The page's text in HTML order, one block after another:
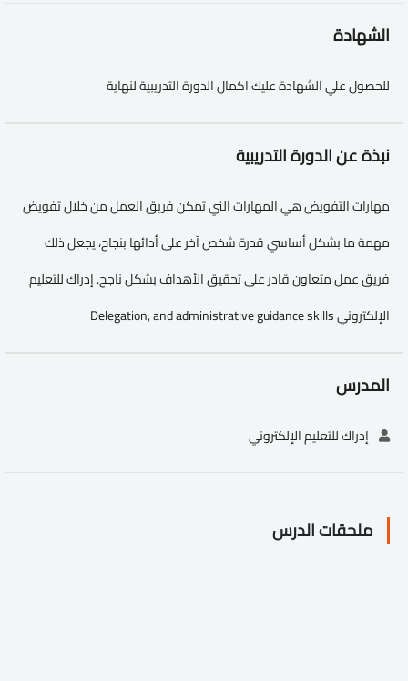
الشهادة
للحصول علي الشهادة عليك اكمال الدورة التدريبية لنهاية
نبذة عن الدورة التدريبية
مهارات التفويض هي المهارات التي تمكن فريق العمل من خلال تفويض
مهمة ما بشكل أساسي قدرة شخص آخر على أدائها بنجاح، يجعل ذلك
فريق عمل متعاون قادر على تحقيق الأهداف بشكل ناجح. إدراك للتعليم
الإلكتروني Delegation, and administrative guidance skills
المدرس
إدراك للتعليم الإلكتروني
ملحقات الدرس